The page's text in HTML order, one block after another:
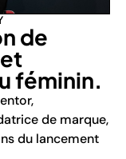
de
féminin.
de marque,
du lancement